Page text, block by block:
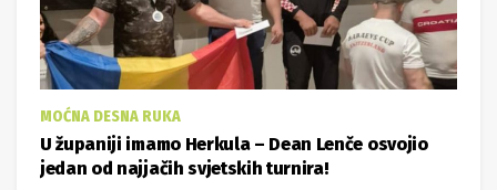
MOĆNA DESNA RUKA
U županiji imamo Herkula – Dean Lenče osvojio
jedan od najjačih svjetskih turnira!